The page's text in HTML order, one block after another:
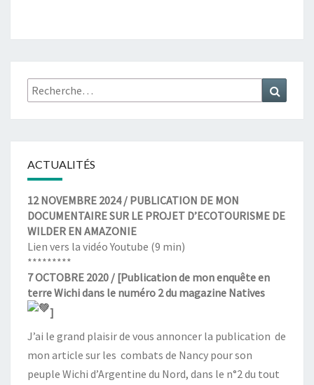
’
H
Rechercher :
ACTUALITÉS
12 NOVEMBRE 2024 / PUBLICATION DE MON
DOCUMENTAIRE SUR LE PROJET D’ECOTOURISME DE
WILDER EN AMAZONIE
Lien vers la vidéo Youtube (9 min)
*********
7 OCTOBRE 2020 / [Publication de mon enquête en
terre Wichi dans le numéro 2 du magazine Natives
]
J’ai le grand plaisir de vous annoncer la publication de
mon article sur les combats de Nancy pour son
peuple Wichi d’Argentine du Nord, dans le n°2 du tout